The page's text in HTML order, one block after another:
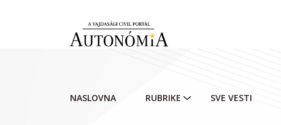
NASLOVNA RUBRIKE SVE VESTI